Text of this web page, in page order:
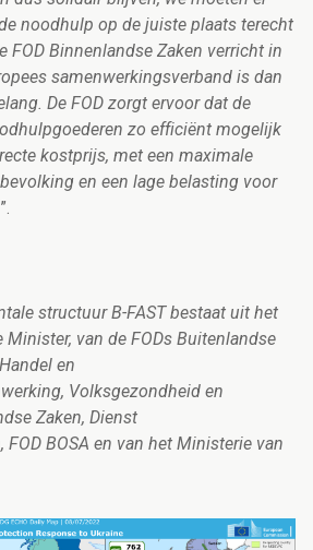
noodhulp op de juiste plaats terecht
FOD Binnenlandse Zaken verricht in
samenwerkingsverband is dan
De FOD zorgt ervoor dat de
zo efficiënt mogelijk
kostprijs, met een maximale
en een lage belasting voor
”.
structuur B-FAST bestaat uit het
Minister, van de FODs Buitenlandse
en
Volksgezondheid en
Zaken, Dienst
FOD BOSA en van het Ministerie van